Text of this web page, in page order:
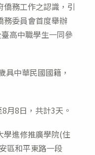
務工作之認識，引
務委員會首度舉辦
高中職學生一同參
具中華民國國籍，
月8日，共計3天。
學進修推廣學院(住
區和平東路一段